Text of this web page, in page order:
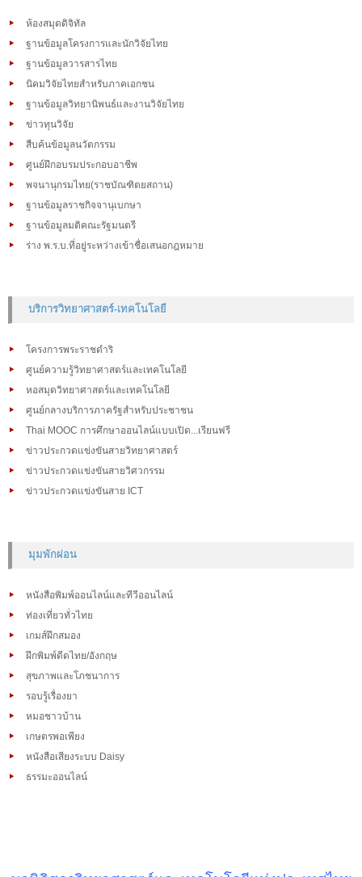
ห้องสมุดดิจิทัล
ฐานข้อมูลโครงการและนักวิจัยไทย
ฐานข้อมูลวารสารไทย
นิคมวิจัยไทยสำหรับภาคเอกชน
ฐานข้อมูลวิทยานิพนธ์และงานวิจัยไทย
ข่าวทุนวิจัย
สืบค้นข้อมูลนวัตกรรม
ศูนย์ฝึกอบรมประกอบอาชีพ
พจนานุกรมไทย(ราชบัณฑิตยสถาน)
ฐานข้อมูลราชกิจจานุเบกษา
ฐานข้อมูลมติคณะรัฐมนตรี
ร่าง พ.ร.บ.ที่อยู่ระหว่างเข้าชื่อเสนอกฎหมาย
บริการวิทยาศาสตร์-เทคโนโลยี
โครงการพระราชดำริ
ศูนย์ความรู้วิทยาศาสตร์และเทคโนโลยี
หอสมุดวิทยาศาสตร์และเทคโนโลยี
ศูนย์กลางบริการภาครัฐสำหรับประชาชน
Thai MOOC การศึกษาออนไลน์แบบเปิด...เรียนฟรี
ข่าวประกวดแข่งขันสายวิทยาศาสตร์
ข่าวประกวดแข่งขันสายวิศวกรรม
ข่าวประกวดแข่งขันสาย ICT
มุมพักผ่อน
หนังสือพิมพ์ออนไลน์และทีวีออนไลน์
ท่องเที่ยวทั่วไทย
เกมส์ฝึกสมอง
ฝึกพิมพ์ดีดไทย/อังกฤษ
สุขภาพและโภชนาการ
รอบรู้เรื่องยา
หมอชาวบ้าน
เกษตรพอเพียง
หนังสือเสียงระบบ Daisy
ธรรมะออนไลน์